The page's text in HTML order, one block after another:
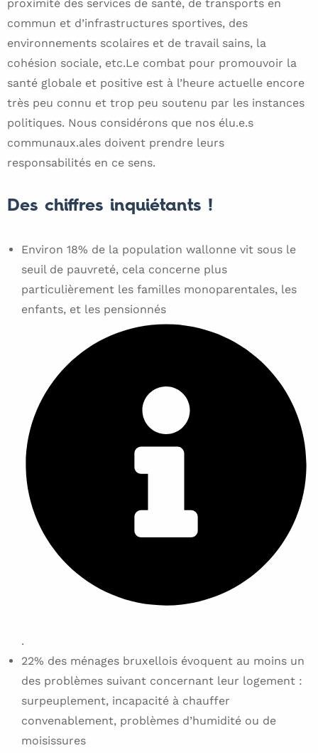
proximité des services de santé, de transports en
commun et d’infrastructures sportives, des
environnements scolaires et de travail sains, la
cohésion sociale, etc.Le combat pour promouvoir la
santé globale et positive est à l’heure actuelle encore
très peu connu et trop peu soutenu par les instances
politiques. Nous considérons que nos élu.e.s
communaux.ales doivent prendre leurs
responsabilités en ce sens.
Des chiffres inquiétants !
Environ 18% de la population wallonne vit sous le
seuil de pauvreté, cela concerne plus
particulièrement les familles monoparentales, les
enfants, et les pensionnés
.
22% des ménages bruxellois évoquent au moins un
des problèmes suivant concernant leur logement :
surpeuplement, incapacité à chauffer
convenablement, problèmes d’humidité ou de
moisissures